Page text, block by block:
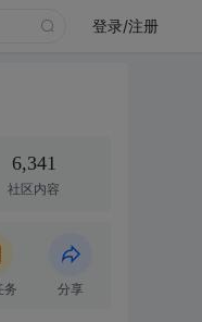
登录/注册
6,341
社区内容
务 分享